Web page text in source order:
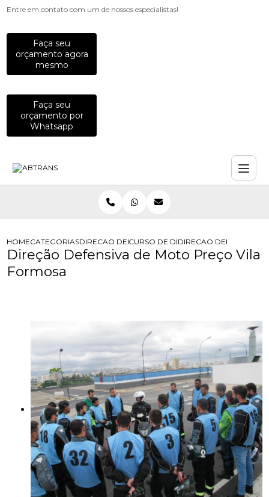
Entre em contato com um de nossos especialistas!
Faça seu
orçamento agora
mesmo
Faça seu
orçamento por
Whatsapp
HOMECATEGORIASDIRECAO DEFENSIVACURSO DE DIRECAO DEFENSIVA
DIRECAO DEFENSIVA
Direção Defensiva de Moto Preço Vila
Formosa